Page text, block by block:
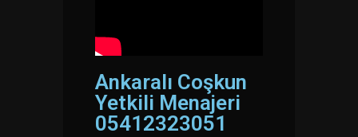
Ankaralı Coşkun
Yetkili Menajeri
05412323051